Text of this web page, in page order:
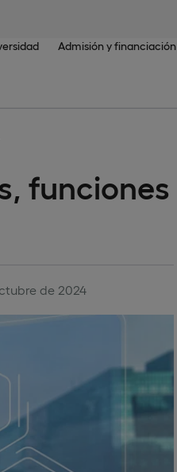
Admisión y financiación
funciones
de 2024